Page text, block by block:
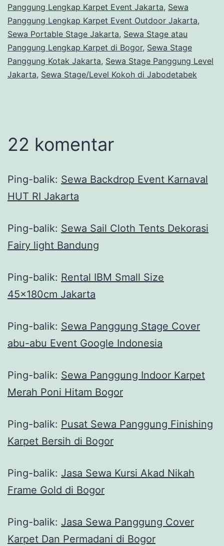
Panggung Lengkap Karpet Event Jakarta, Sewa
Panggung Lengkap Karpet Event Outdoor Jakarta,
Sewa Portable Stage Jakarta, Sewa Stage atau
Panggung Lengkap Karpet di Bogor, Sewa Stage
Panggung Kotak Jakarta, Sewa Stage Panggung Level
Jakarta, Sewa Stage/Level Kokoh di Jabodetabek
22 komentar
Ping-balik: Sewa Backdrop Event Karnaval
HUT RI Jakarta
Ping-balik: Sewa Sail Cloth Tents Dekorasi
Fairy light Bandung
Ping-balik: Rental IBM Small Size
45x180cm Jakarta
Ping-balik: Sewa Panggung Stage Cover
abu-abu Event Google Indonesia
Ping-balik: Sewa Panggung Indoor Karpet
Merah Poni Hitam Bogor
Ping-balik: Pusat Sewa Panggung Finishing
Karpet Bersih di Bogor
Ping-balik: Jasa Sewa Kursi Akad Nikah
Frame Gold di Bogor
Ping-balik: Jasa Sewa Panggung Cover
Karpet Dan Permadani di Bogor